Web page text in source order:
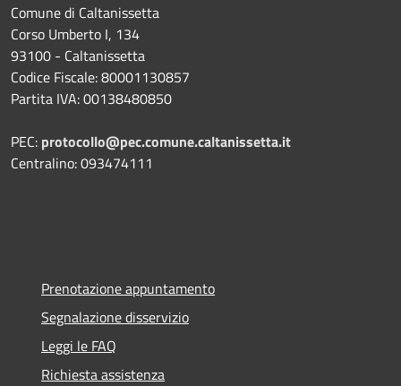
Comune di Caltanissetta
Corso Umberto I, 134
93100 - Caltanissetta
Codice Fiscale: 80001130857
Partita IVA: 00138480850
PEC: protocollo@pec.comune.caltanissetta.it
Centralino: 093474111
Prenotazione appuntamento
Segnalazione disservizio
Leggi le FAQ
Richiesta assistenza